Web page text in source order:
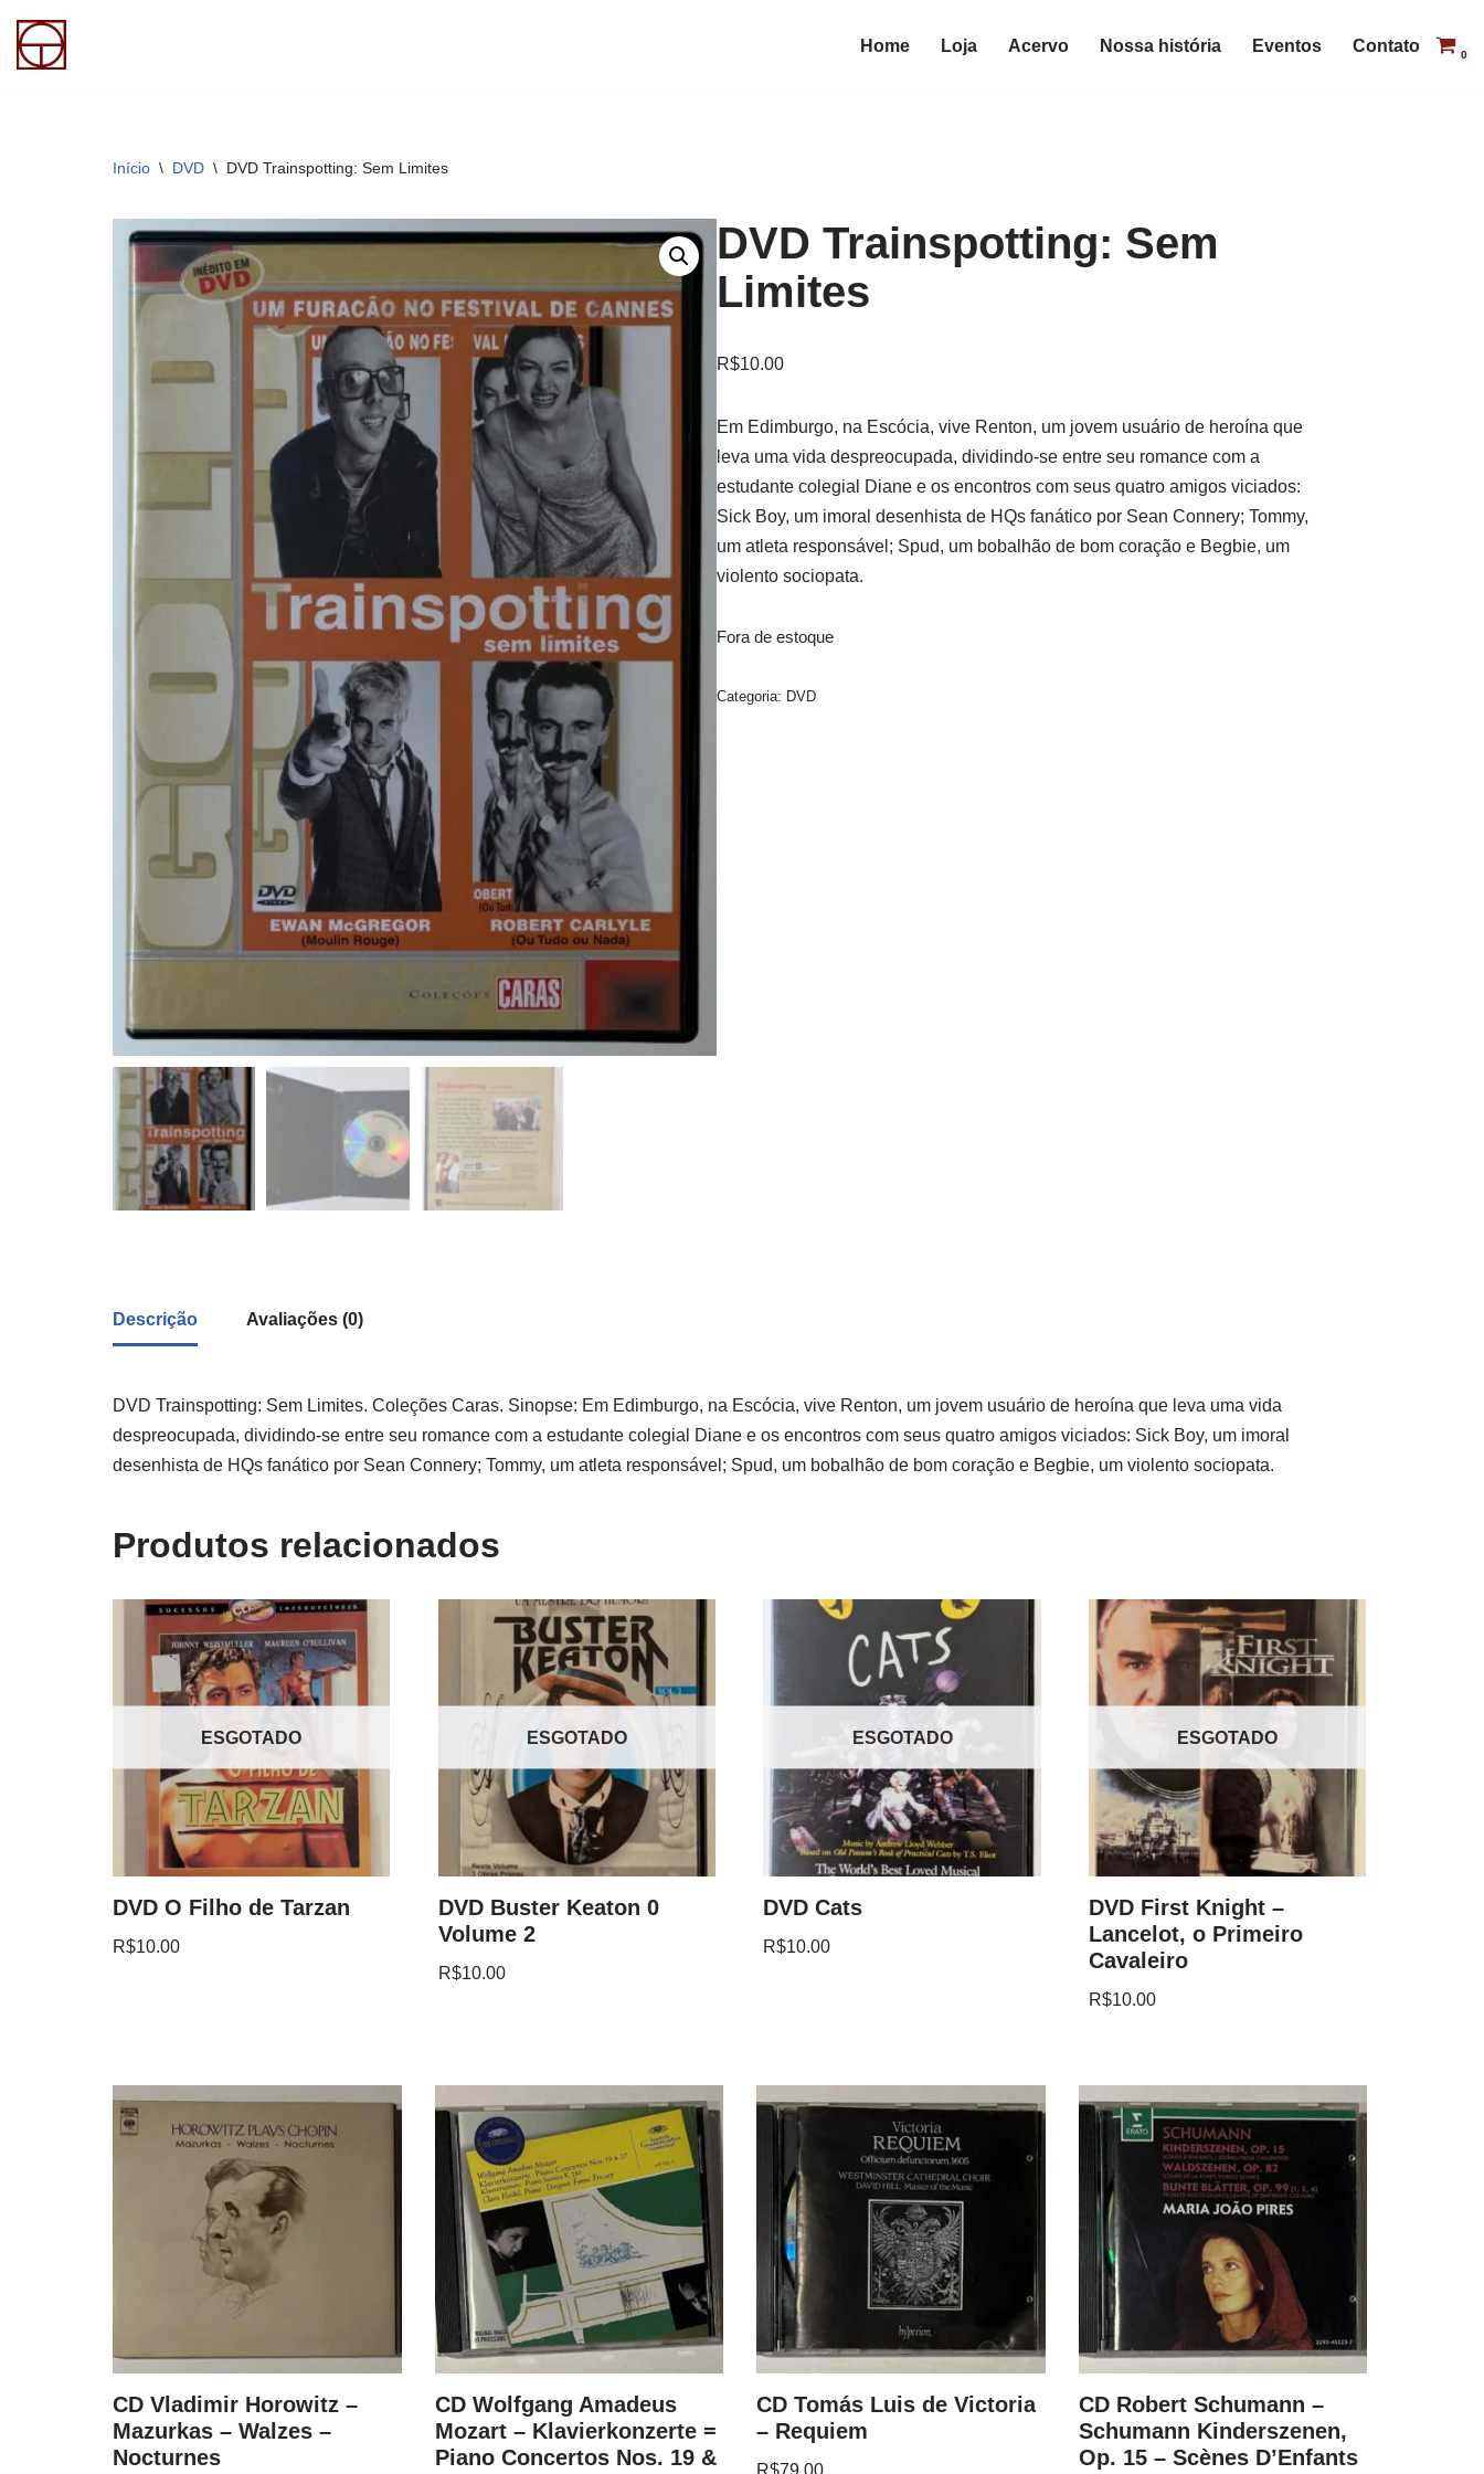
Pular
Home Loja Acervo Nossa história Eventos Contato 0
Início \ DVD \ DVD Trainspotting: Sem Limites
DVD Trainspotting: Sem
Limites
R$10.00
Em Edimburgo, na Escócia, vive Renton, um jovem usuário de heroína que
leva uma vida despreocupada, dividindo-se entre seu romance com a
estudante colegial Diane e os encontros com seus quatro amigos viciados:
Sick Boy, um imoral desenhista de HQs fanático por Sean Connery; Tommy,
um atleta responsável; Spud, um bobalhão de bom coração e Begbie, um
violento sociopata.
Fora de estoque
Categoria: DVD
Descrição Avaliações (0)
DVD Trainspotting: Sem Limites. Coleções Caras. Sinopse: Em Edimburgo, na Escócia, vive Renton, um jovem usuário de heroína que leva uma vida
despreocupada, dividindo-se entre seu romance com a estudante colegial Diane e os encontros com seus quatro amigos viciados: Sick Boy, um imoral
desenhista de HQs fanático por Sean Connery; Tommy, um atleta responsável; Spud, um bobalhão de bom coração e Begbie, um violento sociopata.
Produtos relacionados
ESGOTADO
DVD O Filho de Tarzan
R$10.00
ESGOTADO
DVD Buster Keaton 0
Volume 2
R$10.00
ESGOTADO
DVD Cats
R$10.00
ESGOTADO
DVD First Knight –
Lancelot, o Primeiro
Cavaleiro
R$10.00
CD Vladimir Horowitz –
Mazurkas – Walzes –
Nocturnes
CD Wolfgang Amadeus
Mozart – Klavierkonzerte =
Piano Concertos Nos. 19 &
CD Tomás Luis de Victoria
– Requiem
CD Robert Schumann –
Schumann Kinderszenen,
Op. 15 – Scènes D’Enfants